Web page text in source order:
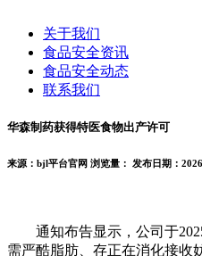
关于我们
食品安全资讯
食品安全动态
联系我们
华森制药获得特医食物出产许可
来源：bjl平台官网 浏览量： 发布日期：
通知布告显示，公司于2025
需严酷脂肪、存正在消化接收